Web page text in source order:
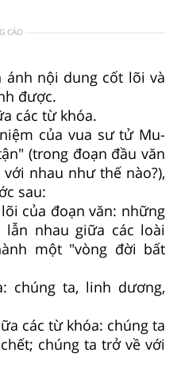
CÁO
ánh nội dung cốt lõi và
được.
các từ khóa.
của vua sư tử Mu-
(trong đoạn đầu văn
nhau như thế nào?),
sau:
của đoạn văn: những
nhau giữa các loài
một "vòng đời bất
chúng ta, linh dương,
các từ khóa: chúng ta
chúng ta trở về với